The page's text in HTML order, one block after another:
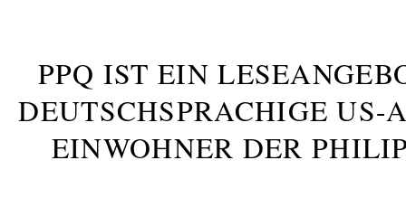
PPQ IST EIN
DEUTSCHSPRACHIGE US-
INWOHNER DER